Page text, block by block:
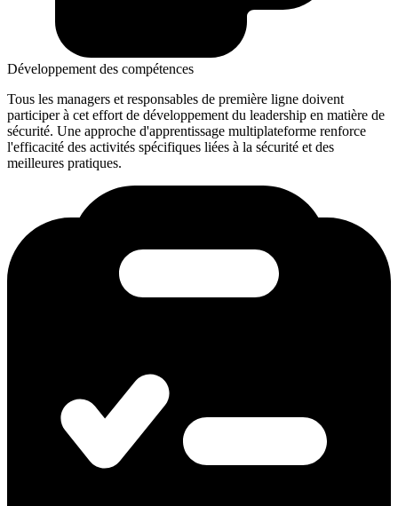
Développement des compétences
Tous les managers et responsables de première ligne doivent
participer à cet effort de développement du leadership en matière de
sécurité. Une approche d'apprentissage multiplateforme renforce
l'efficacité des activités spécifiques liées à la sécurité et des
meilleures pratiques.